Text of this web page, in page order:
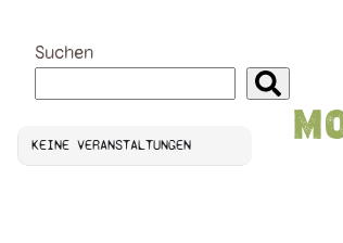
Suchen
KEINE VERANSTALTUNGEN